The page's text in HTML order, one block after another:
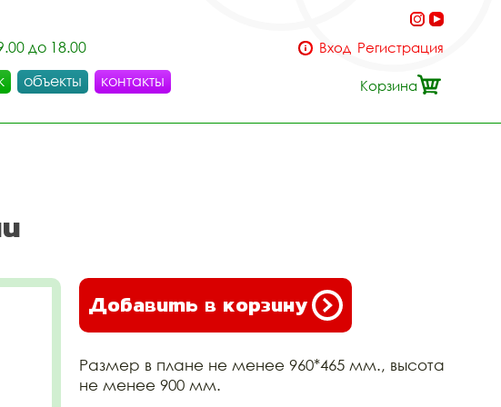
до 18.00
объекты контакты
Вход Регистрация
Корзина
Добавить в корзину
Размер в плане не менее 960*465 мм., высота
не менее 900 мм.